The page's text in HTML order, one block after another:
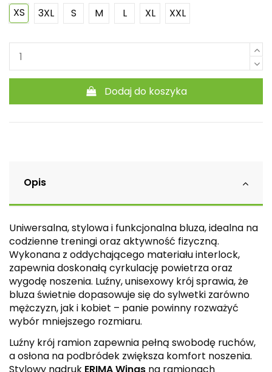
XS
3XL S M L XL XXL
Dodaj do koszyka
Opis
Uniwersalna, stylowa i funkcjonalna bluza, idealna na
codzienne treningi oraz aktywność fizyczną.
Wykonana z oddychającego materiału interlock,
zapewnia doskonałą cyrkulację powietrza oraz
wygodę noszenia. Luźny, unisexowy krój sprawia, że
bluza świetnie dopasowuje się do sylwetki zarówno
mężczyzn, jak i kobiet – panie powinny rozważyć
wybór mniejszego rozmiaru.
Luźny krój ramion zapewnia pełną swobodę ruchów,
a osłona na podbródek zwiększa komfort noszenia.
Stylowy nadruk ERIMA Wings na ramionach